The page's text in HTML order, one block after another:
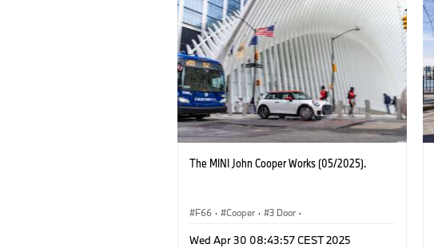
The MINI John Cooper Works (05/2025).
F66 · Cooper · 3 Door ·
Wed Apr 30 08:43:57 CEST 2025